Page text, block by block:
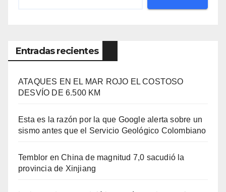
Entradas recientes
ATAQUES EN EL MAR ROJO EL COSTOSO
DESVÍO DE 6.500 KM
Esta es la razón por la que Google alerta sobre un
sismo antes que el Servicio Geológico Colombiano
Temblor en China de magnitud 7,0 sacudió la
provincia de Xinjiang